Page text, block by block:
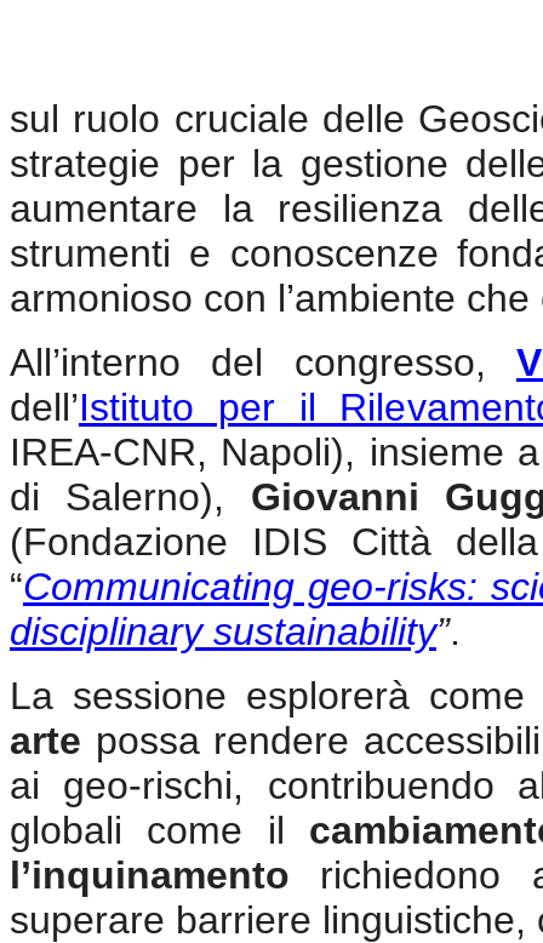
sul ruolo cruciale delle
strategie per la gestione
aumentare la resilienza
strumenti e conoscenze
armonioso con l’ambiente
All’interno del congresso,
dell’Istituto per il
IREA-CNR, Napoli), insieme
di Salerno), Giovanni
(Fondazione IDIS Città
“Communicating geo-risks:
disciplinary sustainability”.
La sessione esplorerà
arte possa rendere
ai geo-rischi, contribuendo
globali come il
l’inquinamento richiedono
superare barriere linguistiche,